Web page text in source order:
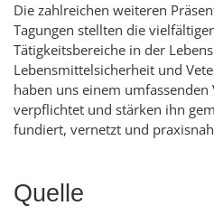
Die zahlreichen weiteren
Tagungen stellten die
Tätigkeitsbereiche in der
Lebensmittelsicherheit und
haben uns einem umfassenden
verpflichtet und stärken ihn
fundiert, vernetzt und
Quelle